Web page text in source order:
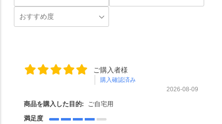
ご購入者様
購入確認済み
2026-08-09
商品を購入した目的:
ご自宅用
満足度